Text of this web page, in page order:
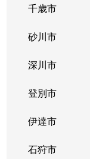
千歳市
砂川市
深川市
登別市
伊達市
石狩市